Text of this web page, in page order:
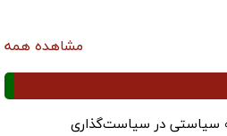
مشاهده همه
سیاستی در سیاست‌گذاری